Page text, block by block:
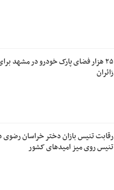
۲۵ هزار فضای پارک خودرو در مشهد
زائران
رقابت تنیس بازان دختر خراسان رضوی
تنیس روی میز امیدهای کشور